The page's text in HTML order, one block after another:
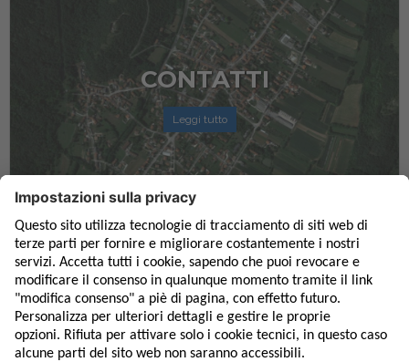
CONTATTI
Leggi tutto
Desideri maggiori informazioni sui servizi della lavanderia industriale a
Pordenone, Lavanderia Primavera? Inoltra le tue richieste: chiama al
seguente numero telefonico: 0427 79410.
Oppure inoltra un’email.
Siamo a disposizione per rispondere ad ogni domanda, per fornire servizi
attenti e puntuali.